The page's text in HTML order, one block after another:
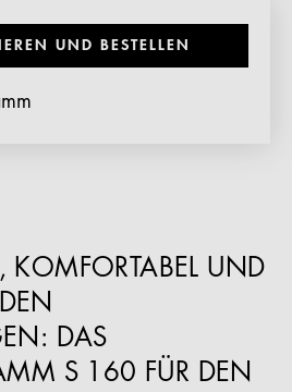
UND BESTELLEN
KOMFORTABEL UND
DAS
S 160 FÜR DEN